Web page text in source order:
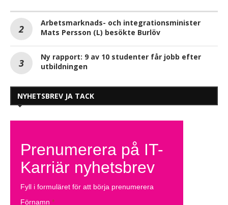
Arbetsmarknads- och integrationsminister
Mats Persson (L) besökte Burlöv
Ny rapport: 9 av 10 studenter får jobb efter
utbildningen
NYHETSBREV JA TACK